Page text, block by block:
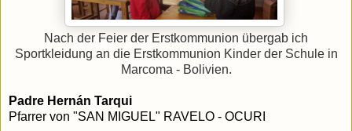
Nach der Feier der Erstkommunion übergab ich
Sportkleidung an die Erstkommunion Kinder der Schule in
Marcoma - Bolivien.
Padre Hernán Tarqui
Pfarrer von "SAN MIGUEL" RAVELO - OCURI